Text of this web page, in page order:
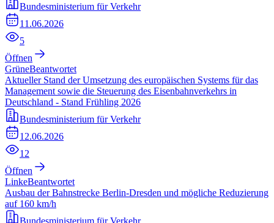
Bundesministerium für Verkehr
11.06.2026
5
Öffnen
GrüneBeantwortet
Aktueller Stand der Umsetzung des europäischen Systems für das
Management sowie die Steuerung des Eisenbahnverkehrs in
Deutschland - Stand Frühling 2026
Bundesministerium für Verkehr
12.06.2026
12
Öffnen
LinkeBeantwortet
Ausbau der Bahnstrecke Berlin-Dresden und mögliche Reduzierung
auf 160 km/h
Bundesministerium für Verkehr